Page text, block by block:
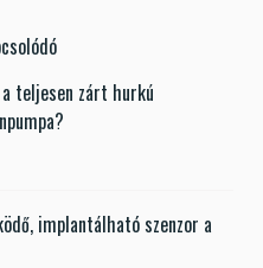
teljesen zárt hurkú
implantálható szenzor a